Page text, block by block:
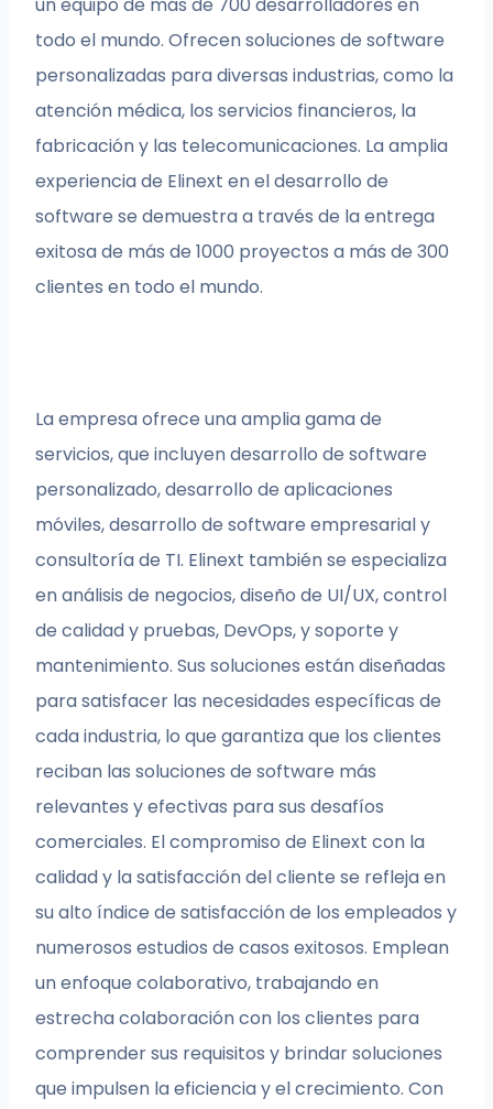
todo el mundo. Ofrecen soluciones de software
personalizadas para diversas industrias, como la
atención médica, los servicios financieros, la
fabricación y las telecomunicaciones. La amplia
experiencia de Elinext en el desarrollo de
software se demuestra a través de la entrega
exitosa de más de 1000 proyectos a más de 300
clientes en todo el mundo.
La empresa ofrece una amplia gama de
servicios, que incluyen desarrollo de software
personalizado, desarrollo de aplicaciones
móviles, desarrollo de software empresarial y
consultoría de TI. Elinext también se especializa
en análisis de negocios, diseño de UI/UX, control
de calidad y pruebas, DevOps, y soporte y
mantenimiento. Sus soluciones están diseñadas
para satisfacer las necesidades específicas de
cada industria, lo que garantiza que los clientes
reciban las soluciones de software más
relevantes y efectivas para sus desafíos
comerciales. El compromiso de Elinext con la
calidad y la satisfacción del cliente se refleja en
su alto índice de satisfacción de los empleados y
numerosos estudios de casos exitosos. Emplean
un enfoque colaborativo, trabajando en
estrecha colaboración con los clientes para
comprender sus requisitos y brindar soluciones
que impulsen la eficiencia y el crecimiento. Con